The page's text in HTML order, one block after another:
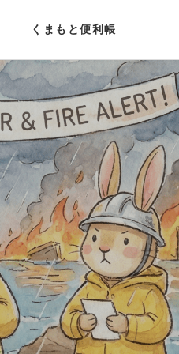
くまもと便利帳